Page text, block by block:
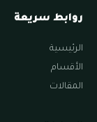
روابط سريعة
الرئيسية
الأقسام
المقالات